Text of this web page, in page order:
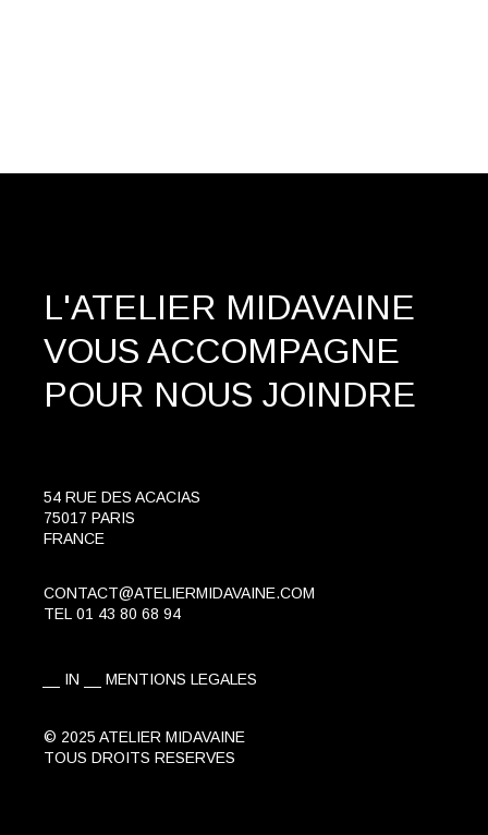
L'ATELIER MIDAVAINE
VOUS ACCOMPAGNE
POUR NOUS JOINDRE
54 RUE DES ACACIAS
75017 PARIS
FRANCE
CONTACT@ATELIERMIDAVAINE.COM
TEL 01 43 80 68 94
IN MENTIONS LEGALES
© 2025 ATELIER MIDAVAINE
TOUS DROITS RESERVES